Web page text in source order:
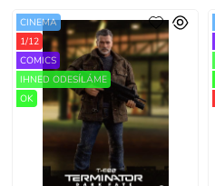
CINEMA
1/12
COMICS
IHNED ODESÍLÁME
OK